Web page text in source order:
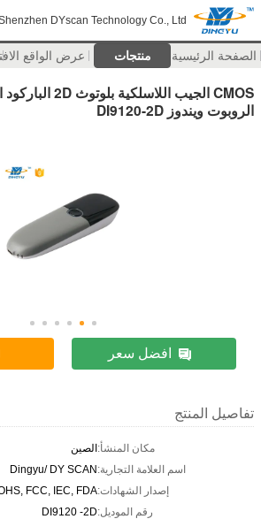
DYscan Technology Co., Ltd
الصفحة الرئيسية منتجات عرض الواقع
الروبوت ويندوز DI9120-2D
افضل سعر
تفاصيل المنتج
مكان المنشأ:الصين
اسم العلامة التجارية:Dingyu/ DY SCAN
إصدار الشهادات:FCC, IEC, FDA
رقم الموديل:DI9120 -2D